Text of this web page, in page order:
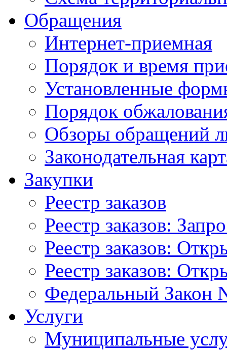
Обращения
Интернет-приемная
Порядок и время
Установленные
Порядок
Обзоры обращений
Законодательная
Закупки
Реестр заказов
Реестр заказов:
Реестр заказов:
Реестр заказов:
Федеральный Закон
Услуги
Муниципальные